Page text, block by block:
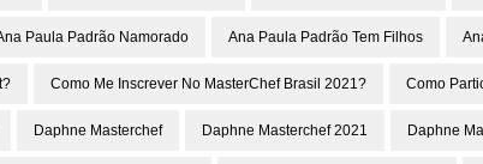
Paula Padrão Namorado Ana Paula Padrão Tem Filhos
Como Me Inscrever No MasterChef Brasil 2021? Como
Daphne Masterchef Daphne Masterchef 2021 Daphne